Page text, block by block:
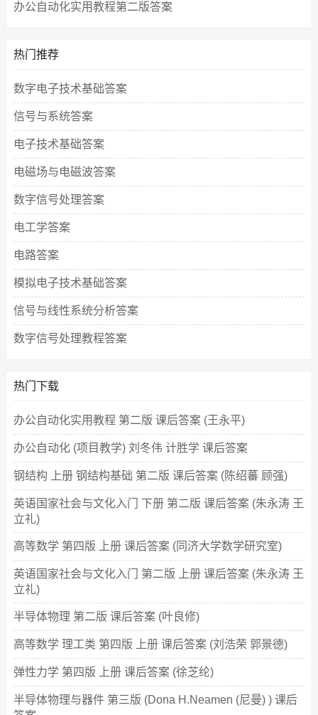
办公自动化实用教程第二版答案
热门推荐
数字电子技术基础答案
信号与系统答案
电子技术基础答案
电磁场与电磁波答案
数字信号处理答案
电工学答案
电路答案
模拟电子技术基础答案
信号与线性系统分析答案
数字信号处理教程答案
热门下载
办公自动化实用教程 第二版 课后答案 (王永平)
办公自动化 (项目教学) 刘冬伟 计胜学 课后答案
钢结构 上册 钢结构基础 第二版 课后答案 (陈绍蕃 顾强)
英语国家社会与文化入门 下册 第二版 课后答案 (朱永涛 王
立礼)
高等数学 第四版 上册 课后答案 (同济大学数学研究室)
英语国家社会与文化入门 第二版 上册 课后答案 (朱永涛 王
立礼)
半导体物理 第二版 课后答案 (叶良修)
高等数学 理工类 第四版 上册 课后答案 (刘浩荣 郭景德)
弹性力学 第四版 上册 课后答案 (徐芝纶)
半导体物理与器件 第三版 (Dona H.Neamen (尼曼) ) 课后